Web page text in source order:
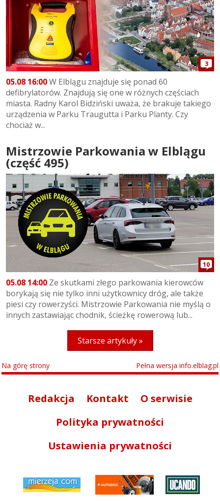
3
05.08 16:00W Elblągu znajduje się ponad 60
defibrylatorów. Znajdują się one w różnych częściach
miasta. Radny Karol Bidziński uważa, że brakuje takiego
urządzenia w Parku Traugutta i Parku Planty. Czy
chociaż w...
Mistrzowie Parkowania w Elblągu
(część 495)
10
05.08 14:00 Ze skutkami złego parkowania kierowców
borykają się nie tylko inni użytkownicy dróg, ale także
piesi czy rowerzyści. Mistrzowie Parkowania nie myślą o
innych zastawiając chodnik, ścieżkę rowerową lub...
Starsze artykuły »
Na górę strony Pełna wersja info.elblag.pl
Redakcja Kontakt
O serwisie
Polityka prywatności
Ustawienia prywatności